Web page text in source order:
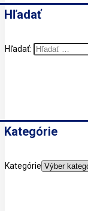
Hľadať
Hľadať:
Kategórie
Kategórie